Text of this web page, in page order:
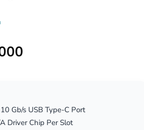
Gb/s USB Type-C Port
Driver Chip Per Slot